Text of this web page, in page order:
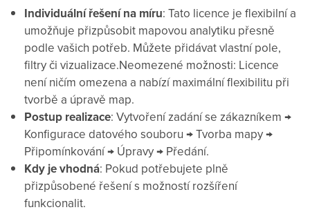
Individuální řešení na míru: Tato licence je flexibilní a
umožňuje přizpůsobit mapovou analytiku přesně
podle vašich potřeb. Můžete přidávat vlastní pole,
filtry či vizualizace.Neomezené možnosti: Licence
není ničím omezena a nabízí maximální flexibilitu při
tvorbě a úpravě map.
Postup realizace: Vytvoření zadání se zákazníkem →
Konfigurace datového souboru → Tvorba mapy →
Připomínkování → Úpravy → Předání.
Kdy je vhodná: Pokud potřebujete plně
přizpůsobené řešení s možností rozšíření
funkcionalit.